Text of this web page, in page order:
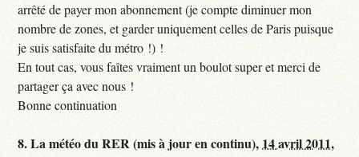
arrêté de payer mon abonnement (je compte diminuer mon
nombre de zones, et garder uniquement celles de Paris puisque
je suis satisfaite du métro !) !
En tout cas, vous faîtes vraiment un boulot super et merci de
partager ça avec nous !
Bonne continuation
8.La météo du RER (mis à jour en continu), 14 avril 2011,